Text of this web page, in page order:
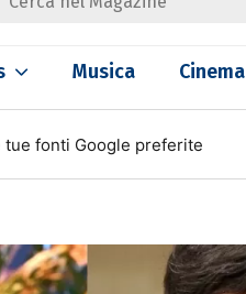
Musica Cinema
tue fonti Google preferite